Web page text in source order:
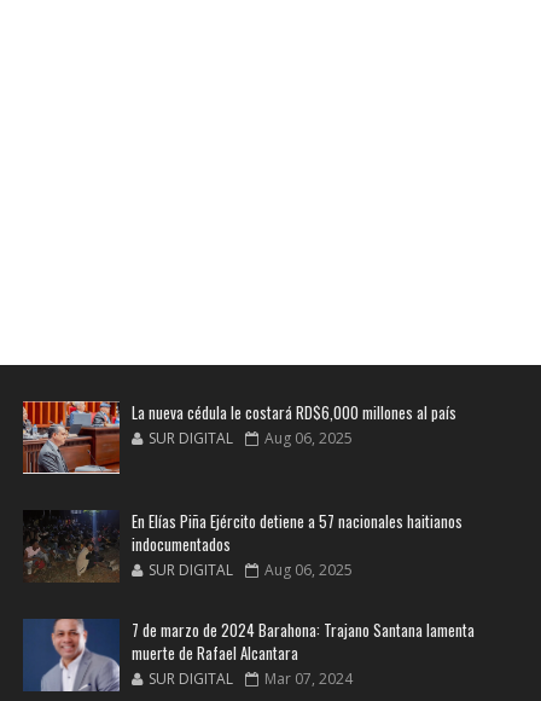
La nueva cédula le costará RD$6,000 millones al país
SUR DIGITAL Aug 06, 2025
En Elías Piña Ejército detiene a 57 nacionales haitianos
indocumentados
SUR DIGITAL Aug 06, 2025
7 de marzo de 2024 Barahona: Trajano Santana lamenta
muerte de Rafael Alcantara
SUR DIGITAL Mar 07, 2024